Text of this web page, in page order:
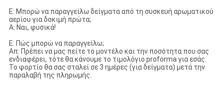
Ε: Μπορώ να παραγγείλω δείγματα από τη συσκευή αρωματικού
αερίου για δοκιμή πρώτα;
Α: Ναι, φυσικά!
Ε: Πώς μπορώ να παραγγείλω;
Απ: Πρέπει να μας πείτε το μοντέλο και την ποσότητα που σας
ενδιαφέρει, τότε θα κάνουμε το τιμολόγιο proforma για εσάς.
Το φορτίο θα σας σταλεί σε 3 ημέρες (για δείγματα) μετά την
παραλαβή της πληρωμής.